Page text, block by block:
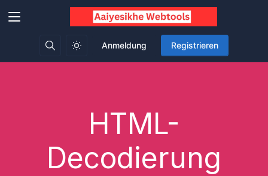
Anmeldung Registrieren
HTML-
Decodierung